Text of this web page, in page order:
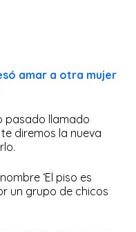
amar a otra mujer
pasado llamado
te diremos la nueva
‘El piso es
un grupo de chicos